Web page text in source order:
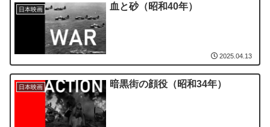
日本映画 血と砂（昭和40年）
2025.04.13
日本映画 暗黒街の顔役（昭和34年）